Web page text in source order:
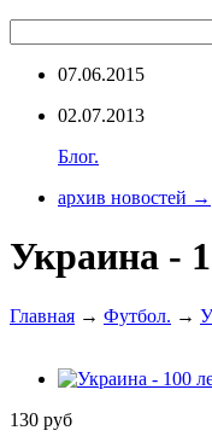
07.06.2015
02.07.2013
Блог.
архив новостей →
Украина -
Главная → Футбол. →
130 руб